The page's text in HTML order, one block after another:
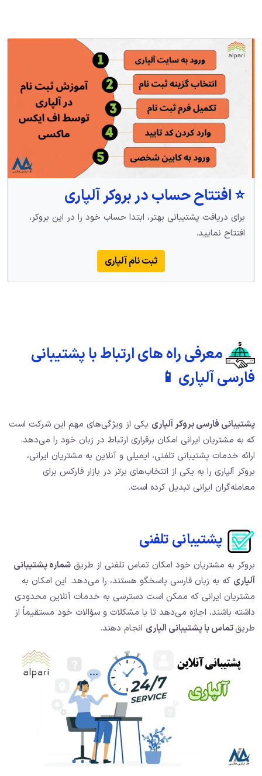
⭐️ افتتاح حساب در بروکر آلپاری
برای دریافت پشتیبانی بهتر، ابتدا حساب خود را در این بروکر،
افتتاح نمایید.
ثبت نام آلپاری
معرفی راه های ارتباط با پشتیبانی
فارسی آلپاری 📱
پشتیبانی فارسی بروکر آلپاری یکی از ویژگی‌های مهم این شرکت است
که به مشتریان ایرانی امکان برقراری ارتباط در زبان خود را می‌دهد.
ارائه خدمات پشتیبانی تلفنی، ایمیلی و آنلاین به مشتریان ایرانی،
بروکر آلپاری را به یکی از انتخاب‌های برتر در بازار فارکس برای
معامله‌گران ایرانی تبدیل کرده است.
پشتیبانی تلفنی
بروکر به مشتریان خود امکان تماس تلفنی از طریق شماره پشتیبانی
آلپاری که به زبان فارسی پاسخگو هستند، را می‌دهد. این امکان به
مشتریان ایرانی که ممکن است دسترسی به خدمات آنلاین محدودی
داشته باشند، اجازه می‌دهد تا با مشکلات و سؤالات خود مستقیماً از
طریقتماس با پشتیبانی الپاری انجام دهند.